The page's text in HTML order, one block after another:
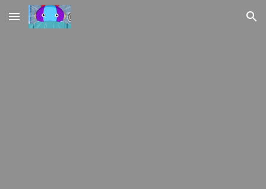
Skip to main content Skip to navigation